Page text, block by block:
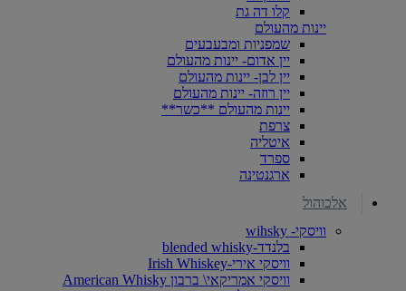
קלו דה גת
יינות מהעולם
שמפניות ומבעבעים
יין אדום- יינות מהעולם
יין לבן- יינות מהעולם
יין רוזה- יינות מהעולם
יינות מהעולם **כשר**
צרפת
איטליה
ספרד
ארגנטינה
אלכוהול
וויסקי- wihsky
בלנדד-blended whisky
וויסקי אירי-Irish Whiskey
וויסקי אמריקאי\ ברבון American Whisky